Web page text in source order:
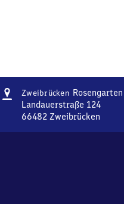
Adresse
Zweibrücken Rosengarten
Landauerstraße 124
66482 Zweibrücken